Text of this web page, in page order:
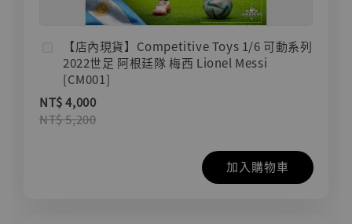
【店內現貨】Competitive Toys 1/6 可動系列
2022世足 阿根廷隊 梅西 Lionel Messi
[CM001]
NT$ 4,000
NT$ 5,200
加入購物車